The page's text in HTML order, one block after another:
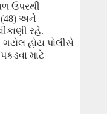
ઉપરથી
48) અને
રહે.
ગયેલ હોય પોલીસે
માટે